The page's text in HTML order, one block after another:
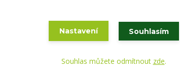
Nastavení Souhlasím
Souhlas můžete odmítnout zde.